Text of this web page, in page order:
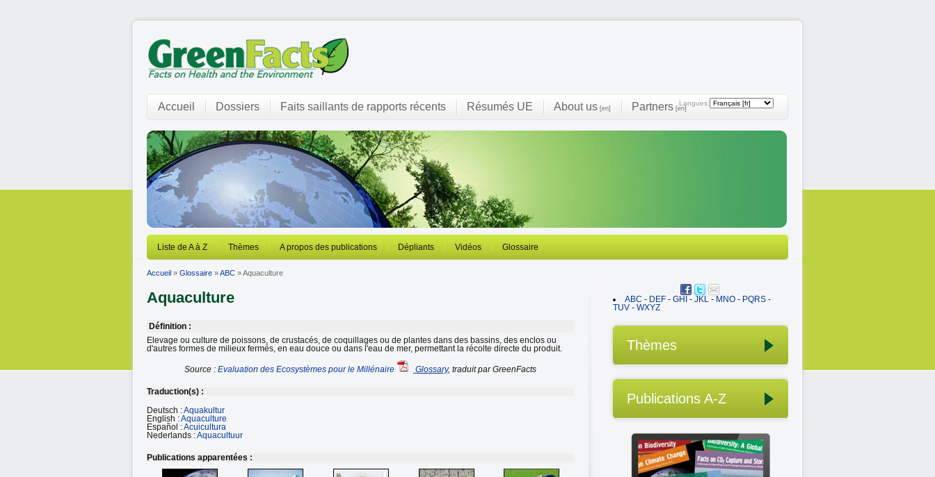
Langues:
Accueil Dossiers Faits saillants de rapports récents Résumés UE About us [en] Partners [en]
Liste de A à Z Thèmes A propos des publications Dépliants Vidéos Glossaire
Accueil » Glossaire »ABC » Aquaculture
Aquaculture
Définition :
Elevage ou culture de poissons, de crustacés, de coquillages ou de plantes dans des bassins, des enclos ou
d'autres formes de milieux fermés, en eau douce ou dans l'eau de mer, permettant la récolte directe du produit.
Source : Evaluation des Ecosystèmes pour le Millénaire Glossary, traduit par GreenFacts
Traduction(s) :
Deutsch :Aquakultur
English :Aquaculture
Español :Acuicultura
Nederlands :Aquacultuur
Publications apparentées :
ABC - DEF - GHI - JKL - MNO - PQRS -
TUV - WXYZ
Thèmes
Publications A-Z